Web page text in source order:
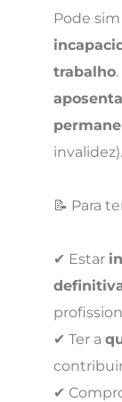
Pode
trabalho
invalidez).
📝 Para
✔ Estar
✔ Ter a
✔